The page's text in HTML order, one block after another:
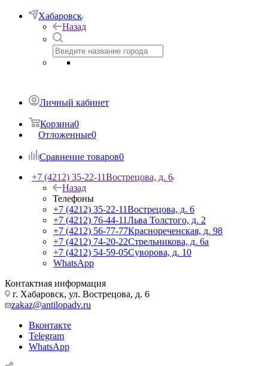
Хабаровск
Назад
Личный кабинет
Корзина0
Отложенные0
Сравнение товаров0
+7 (4212) 35-22-11Вострецова, д. 6
Назад
Телефоны
+7 (4212) 35-22-11Вострецова, д. 6
+7 (4212) 76-44-11Льва Толстого, д. 2
+7 (4212) 56-77-77Краснореченская, д. 98
+7 (4212) 74-20-22Стрельникова, д. 6а
+7 (4212) 54-59-05Суворова, д. 10
WhatsApp
Контактная информация
г. Хабаровск, ул. Вострецова, д. 6
zakaz@antilopadv.ru
Вконтакте
Telegram
WhatsApp